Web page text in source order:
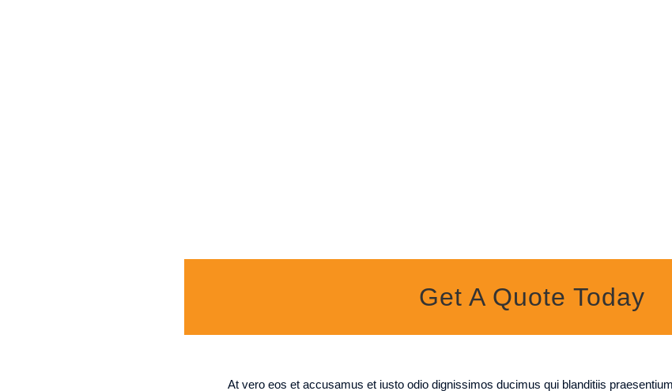
Get A Quote Today
At vero eos et accusamus et iusto odio dignissimos ducimus qui blanditiis